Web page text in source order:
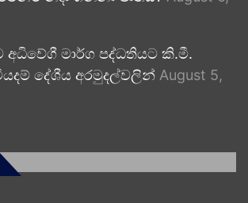
අධිවේගී මාර්ග පද්ධතියට කි.මී.
දේශීය අරමුදල්වලින් August 5,